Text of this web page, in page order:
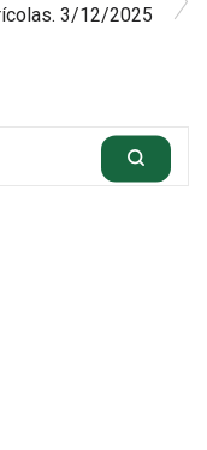
3/12/2025